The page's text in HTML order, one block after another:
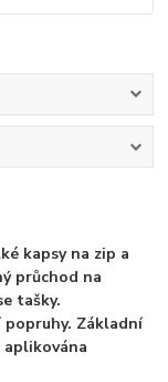
kapsy na zip a
průchod na
tašky.
Základní
aplikována